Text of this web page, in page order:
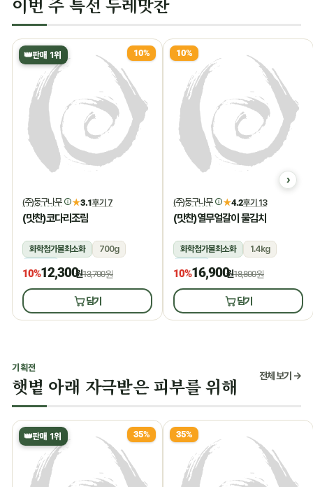
👑판매 1위 10%
(주)둥구나무 ★3.1후기 7
(맛찬)코다리조림
화학첨가물최소화
700g
냉장
10%12,300원13,700원
담기
10%
(주)둥구나무 ★4.2후기 13
(맛찬)열무얼갈이 물김치
화학첨가물최소화
1.4kg
냉장
10%16,900원18,800원
담기
기획전
햇볕 아래 자극받은 피부를 위해 전체 보기 →
👑판매 1위 35% 35%